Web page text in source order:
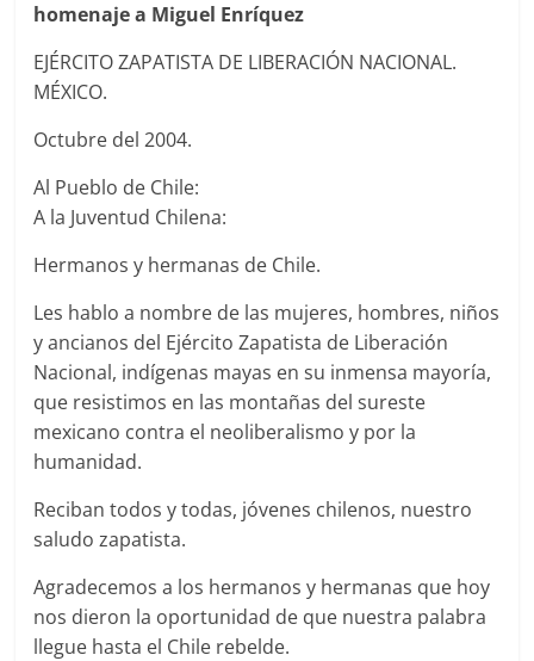
homenaje a Miguel Enríquez
EJÉRCITO ZAPATISTA DE LIBERACIÓN NACIONAL.
MÉXICO.
Octubre del 2004.
Al Pueblo de Chile:
A la Juventud Chilena:
Hermanos y hermanas de Chile.
Les hablo a nombre de las mujeres, hombres, niños
y ancianos del Ejército Zapatista de Liberación
Nacional, indígenas mayas en su inmensa mayoría,
que resistimos en las montañas del sureste
mexicano contra el neoliberalismo y por la
humanidad.
Reciban todos y todas, jóvenes chilenos, nuestro
saludo zapatista.
Agradecemos a los hermanos y hermanas que hoy
nos dieron la oportunidad de que nuestra palabra
llegue hasta el Chile rebelde.